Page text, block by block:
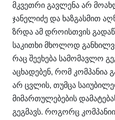
მკვეთრი გავლენა არ
ჯანელიძე და ხაზგასმით
ზრდა ამ დროისთვის
საკითხი მხოლოდ
რაც შეეხება სამომავლო
აცხადებენ, რომ კომპანია
არ ცვლის, თუმცა
მიმართულებების
გეგმავს. როგორც